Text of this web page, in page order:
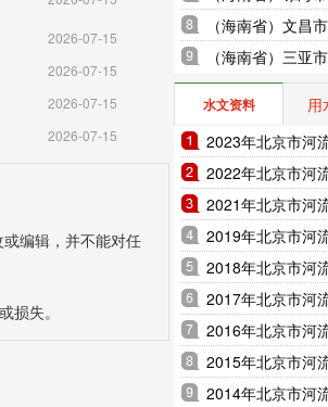
2026-07-15
2026-07-15
2026-07-15
2026-07-15
编辑，并不能对任
失。
貌、气象水文、
（海南省）文昌
貌、气象水文、
（海南省）三亚
貌、气象水文、地
水文资料 用
2023年北京市河
2022年北京市河
2021年北京市河
2019年北京市河
2018年北京市河
2017年北京市河
2016年北京市河
2015年北京市河
2014年北京市河